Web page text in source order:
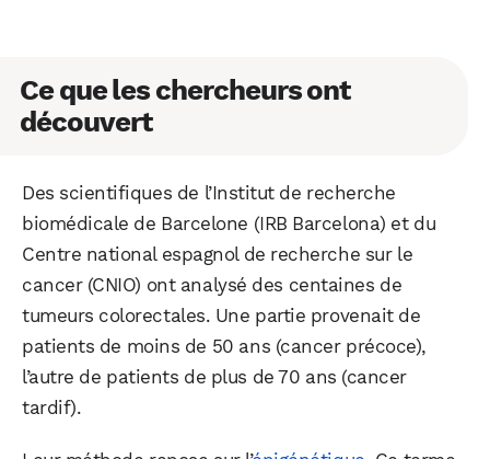
Ce que les chercheurs ont
découvert
Des scientifiques de l’Institut de recherche
biomédicale de Barcelone (IRB Barcelona) et du
Centre national espagnol de recherche sur le
cancer (CNIO) ont analysé des centaines de
tumeurs colorectales. Une partie provenait de
patients de moins de 50 ans (cancer précoce),
l’autre de patients de plus de 70 ans (cancer
tardif).